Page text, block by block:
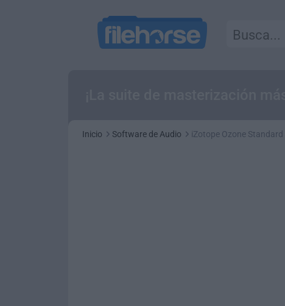
Inicio Software de Audio iZotope Ozone Standard